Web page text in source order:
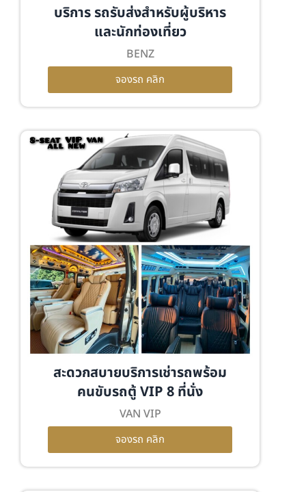
บริการ รถรับส่งสำหรับผู้บริหาร
และนักท่องเที่ยว
BENZ
จองรถ คลิก
สะดวกสบายบริการเช่ารถพร้อม
คนขับรถตู้ VIP 8 ที่นั่ง
VAN VIP
จองรถ คลิก